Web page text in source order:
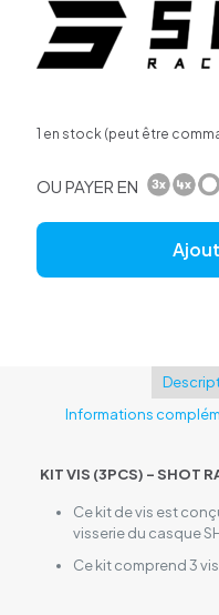
1 en stock (peut être
OU PAYER EN
Informations
KIT VIS (3PCS) – SHOT
Ce kit de vis est
visserie du casque
Ce kit comprend 3